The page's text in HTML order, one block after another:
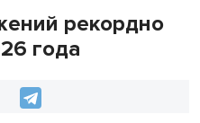
рекордно
года